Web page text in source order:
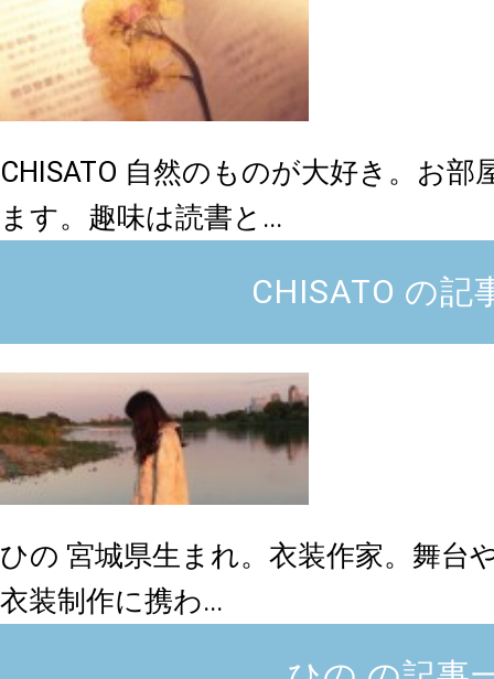
CHISATO 自然のものが大好き。お部
ます。趣味は読書と...
CHISATO の記
ひの 宮城県生まれ。衣装作家。舞台
衣装制作に携わ...